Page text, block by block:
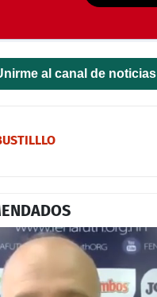
al canal de noticias